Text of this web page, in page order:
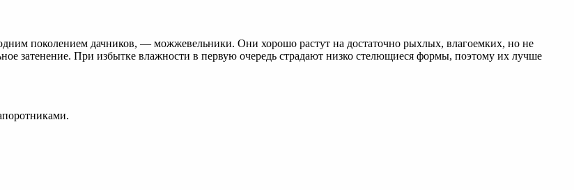
поколением дачников, — можжевельники. Они хорошо растут на достаточно рыхлых, влагоемких, но не
затенение. При избытке влажности в первую очередь страдают низко стелющиеся формы, поэтому их лучше